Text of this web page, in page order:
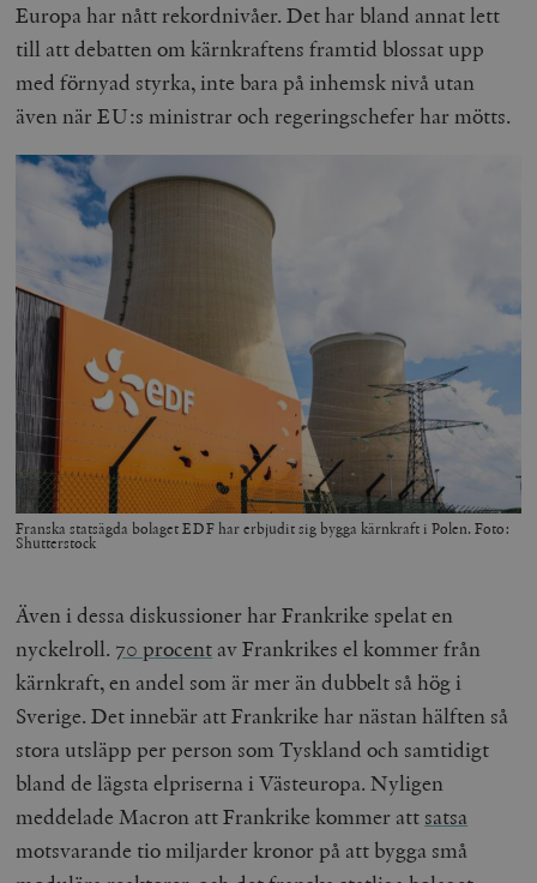
Europa har nått rekordnivåer. Det har bland annat lett
till att debatten om kärnkraftens framtid blossat upp
med förnyad styrka, inte bara på inhemsk nivå utan
även när EU:s ministrar och regeringschefer har mötts.
Franska statsägda bolaget EDF har erbjudit sig bygga kärnkraft i Polen. Foto:
Shutterstock
Även i dessa diskussioner har Frankrike spelat en
nyckelroll. 70 procent av Frankrikes el kommer från
kärnkraft, en andel som är mer än dubbelt så hög i
Sverige. Det innebär att Frankrike har nästan hälften så
stora utsläpp per person som Tyskland och samtidigt
bland de lägsta elpriserna i Västeuropa. Nyligen
meddelade Macron att Frankrike kommer att satsa
motsvarande tio miljarder kronor på att bygga små